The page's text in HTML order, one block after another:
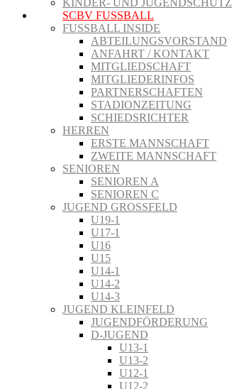
KINDER- UND JUGENDSCHUTZ
SCBV FUSSBALL
FUSSBALL INSIDE
ABTEILUNGSVORSTAND
ANFAHRT / KONTAKT
MITGLIEDSCHAFT
MITGLIEDERINFOS
PARTNERSCHAFTEN
STADIONZEITUNG
SCHIEDSRICHTER
HERREN
ERSTE MANNSCHAFT
ZWEITE MANNSCHAFT
SENIOREN
SENIOREN A
SENIOREN C
JUGEND GROSSFELD
U19-1
U17-1
U16
U15
U14-1
U14-2
U14-3
JUGEND KLEINFELD
JUGENDFÖRDERUNG
D-JUGEND
U13-1
U13-2
U12-1
U12-2